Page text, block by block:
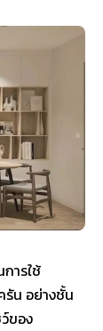
ารใช้
รัน อย่างชั้น
ของ